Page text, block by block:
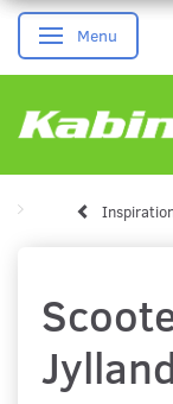
Skifte navigation
Menu